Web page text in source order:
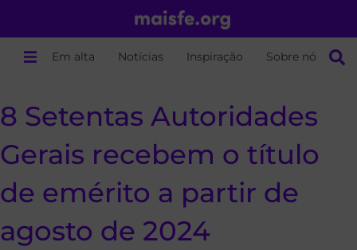
Em alta Notícias Inspiração Sobre nós
8 Setentas Autoridades
Gerais recebem o título
de emérito a partir de
agosto de 2024